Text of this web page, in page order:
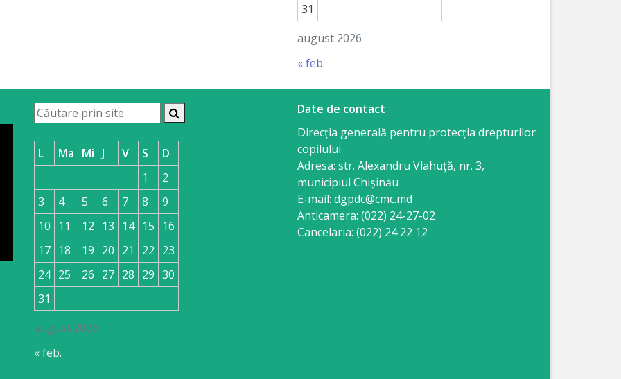
august 2026
31
« feb.
august 2026
L Ma Mi J V S
D
1
2
3
4 5 6 7 8
9
10
11 12 13 14 15
16
17 18 19 20 21 22 23
24 25 26 27 28 29 30
31
« feb.
Date de contact
Direcția generală pentru protecția drepturilor
copilului
Adresa: str. Alexandru Vlahuţă, nr. 3,
municipiul Chişinău
E-mail: dgpdc@cmc.md
Anticamera: (022) 24-27-02
Cancelaria: (022) 24 22 12